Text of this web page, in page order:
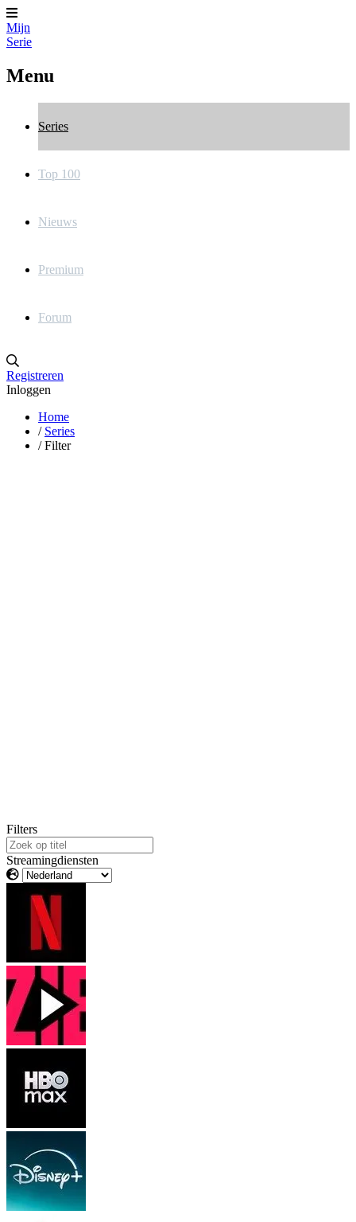
Mijn
Serie
Menu
Series
Top 100
Nieuws
Premium
Forum
Registreren
Inloggen
Home
/ Series
/ Filter
Filters
Streamingdiensten